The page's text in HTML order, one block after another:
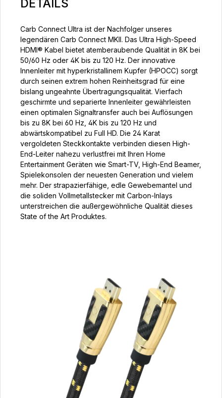
DETAILS
Carb Connect Ultra ist der Nachfolger unseres
legendären Carb Connect MKII. Das Ultra High-Speed
HDMI® Kabel bietet atemberaubende Qualität in 8K bei
50/60 Hz oder 4K bis zu 120 Hz. Der innovative
Innenleiter mit hyperkristallinem Kupfer (HPOCC) sorgt
durch seinen extrem hohen Reinheitsgrad für eine
bislang ungeahnte Übertragungsqualität. Vierfach
geschirmte und separierte Innenleiter gewährleisten
einen optimalen Signaltransfer auch bei Auflösungen
bis zu 8K bei 60 Hz, 4K bis zu 120 Hz und
abwärtskompatibel zu Full HD. Die 24 Karat
vergoldeten Steckkontakte verbinden diesen High-
End-Leiter nahezu verlustfrei mit Ihren Home
Entertainment Geräten wie Smart-TV, High-End Beamer,
Spielekonsolen der neuesten Generation und vielem
mehr. Der strapazierfähige, edle Gewebemantel und
die soliden Vollmetallstecker mit Carbon-Inlays
unterstreichen die außergewöhnliche Qualität dieses
State of the Art Produktes.